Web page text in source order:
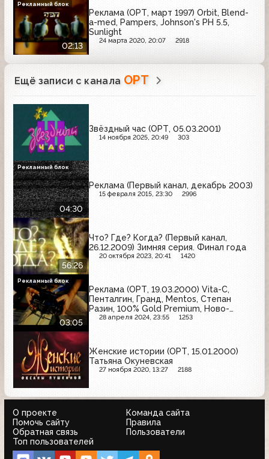
02:13
Реклама (ОРТ, март 1997) Orbit, Blend-
a-med, Pampers, Johnson's PH 5.5,
Sunlight
24 марта 2020, 20:07 2918
Рекламный блок
Ещё записи с канала ОРТ
Звёздный час (ОРТ, 05.03.2001)
14 ноября 2025, 20:49 303
04:30
Реклама (Первый канал, декабрь 2003)
15 февраля 2015, 23:30 2996
Рекламный блок
56:26
Что? Где? Когда? (Первый канал,
26.12.2009) Зимняя серия. Финал года
20 октября 2023, 20:41 1420
03:05
Реклама (ОРТ, 19.03.2000) Vita-C,
Пенталгин, Гранд, Mentos, Степан
Разин, 100% Gold Premium, Ново-
Пассит, Олиговит, Coca-Cola
28 апреля 2024, 23:55 1253
Рекламный блок
Женские истории (ОРТ, 15.01.2000)
Татьяна Окуневская
27 ноября 2020, 13:27 2188
О проекте
Команда сайта
Помочь сайту
Правила
Обратная связь
Пользователи
Топ пользователей